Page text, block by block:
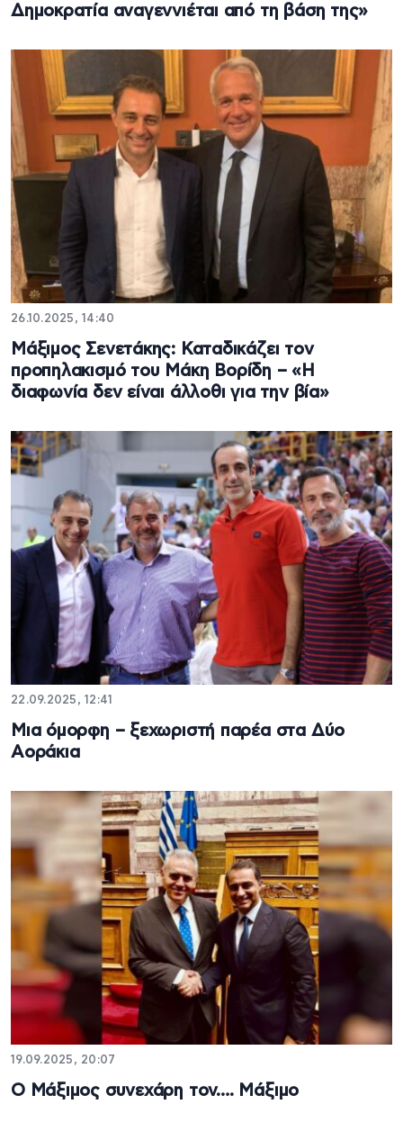
Δημοκρατία αναγεννιέται από τη βάση της»
26.10.2025, 14:40
Μάξιμος Σενετάκης: Καταδικάζει τον
προπηλακισμό του Μάκη Βορίδη – «Η
διαφωνία δεν είναι άλλοθι για την βία»
22.09.2025, 12:41
Μια όμορφη – ξεχωριστή παρέα στα Δύο
Αοράκια
19.09.2025, 20:07
Ο Μάξιμος συνεχάρη τον…. Μάξιμο